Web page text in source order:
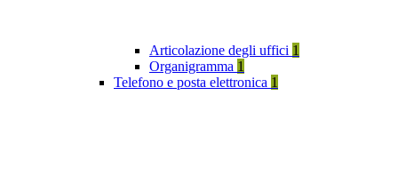
Articolazione degli uffici 1
Organigramma 1
Telefono e posta elettronica 1